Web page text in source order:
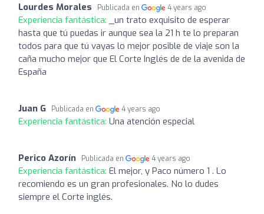
Lourdes Morales Publicada en 4 years ago
Experiencia fantástica:
_un trato exquisito de esperar
hasta que tú puedas ir aunque sea la 21 h te lo preparan
todos para que tú vayas lo mejor posible de viaje son la
caña mucho mejor que El Corte Inglés de de la avenida de
España
Juan G Publicada en 4 years ago
Experiencia fantástica: Una atención especial
Perico Azorín Publicada en 4 years ago
Experiencia fantástica: El mejor, y Paco número 1 . Lo
recomiendo es un gran profesionales. No lo dudes
siempre el Corte inglés.